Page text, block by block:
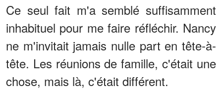
Ce seul fait m'a semblé suffisamment
inhabituel pour me faire réfléchir. Nancy
ne m'invitait jamais nulle part en tête-à-
tête. Les réunions de famille, c'était une
chose, mais là, c'était différent.